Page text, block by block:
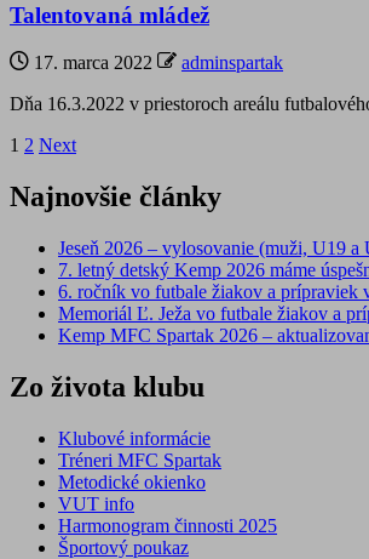
Talentovaná mládež
17. marca 2022
adminspartak
Dňa 16.3.2022 v priestoroch areálu
Stránkovanie
príspevkov
1 2 Next
Najnovšie články
Jeseň 2026 – vylosovanie (muži, U19
7. letný detský Kemp 2026 máme
6. ročník vo futbale žiakov a
Memoriál Ľ. Ježa vo futbale žiakov a
Kemp MFC Spartak 2026 –
Zo života klubu
Klubové informácie
Tréneri MFC Spartak
Metodické okienko
VUT info
Harmonogram činnosti 2025
Športový poukaz